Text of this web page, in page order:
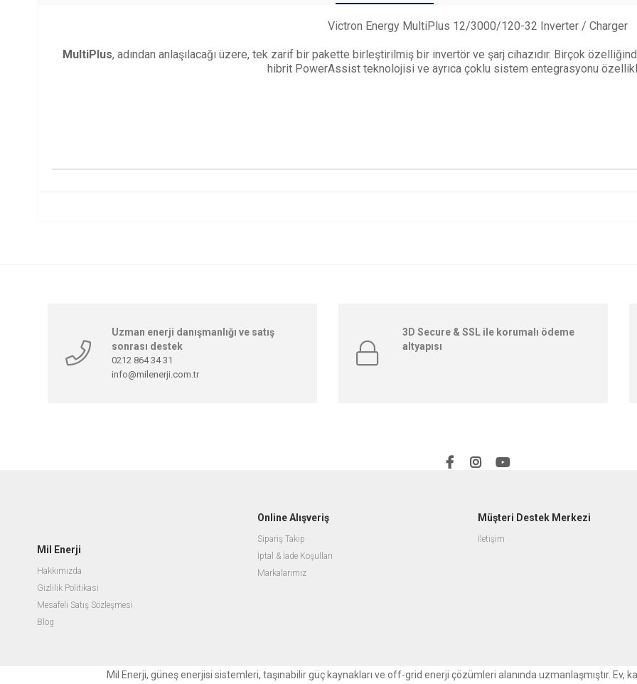
Victron Energy MultiPlus 12/3000/120-32 Inverter / Charger
MultiPlus, adından anlaşılacağı üzere, tek zarif bir pakette birleştirilmiş bir invertör ve şarj cihazıdır. Birçok
hibrit PowerAssist teknolojisi ve ayrıca çoklu sistem entegrasyonu
Uzman enerji danışmanlığı ve satış
sonrası destek
0212 864 34 31
info@milenerji.com.tr
3D Secure & SSL ile korumalı ödeme
altyapısı
Mil Enerji
Hakkımızda
Gizlilik Politikası
Mesafeli Satış Sözleşmesi
Blog
Online Alışveriş
Sipariş Takip
İptal & İade Koşulları
Markalarımız
Müşteri Destek Merkezi
İletişim
Mil Enerji, güneş enerjisi sistemleri, taşınabilir güç kaynakları ve off-grid enerji çözümleri alanında uzmanlaşmıştır. Ev,